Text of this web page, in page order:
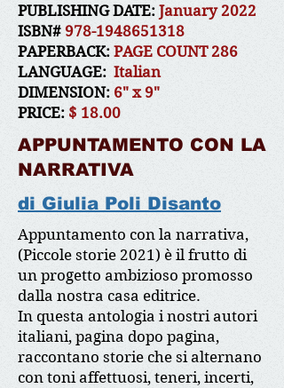
PUBLISHING DATE: January 2022
ISBN# 978-1948651318
PAPERBACK: PAGE COUNT 286
LANGUAGE: Italian
DIMENSION: 6" x 9"
PRICE: $ 18.00
APPUNTAMENTO CON LA
NARRATIVA
di Giulia Poli Disanto
Appuntamento con la narrativa,
(Piccole storie 2021) è il frutto di
un progetto ambizioso promosso
dalla nostra casa editrice.
In questa antologia i nostri autori
italiani, pagina dopo pagina,
raccontano storie che si alternano
con toni affettuosi, teneri, incerti,